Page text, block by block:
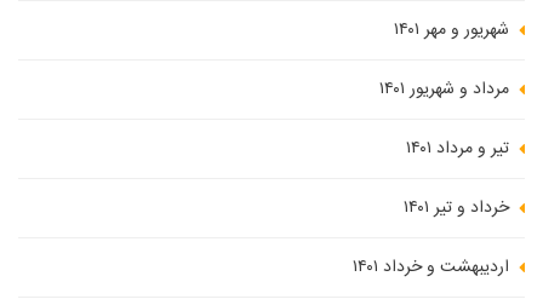
شهریور و مهر ۱۴۰۱
مرداد و شهریور ۱۴۰۱
تیر و مرداد ۱۴۰۱
خرداد و تیر ۱۴۰۱
اردیبهشت و خرداد ۱۴۰۱